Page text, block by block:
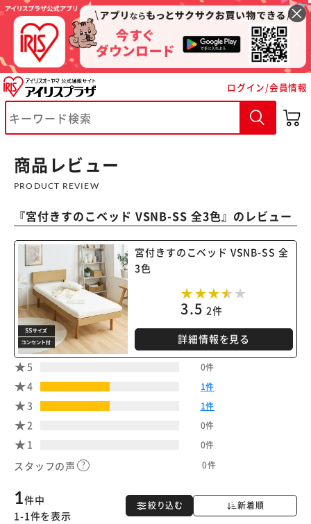
ログイン/会員情報
商品レビュー
PRODUCT REVIEW
『宮付きすのこベッド VSNB-SS 全3色』のレビュー
宮付きすのこベッド VSNB-SS 全
3色
3.5 2件
詳細情報を見る
5 0件
4 1件
3 1件
2 0件
1 0件
スタッフの声 0件
絞り込む 新着順
1件中
1-1件を表示
※ご確認ください
カートに入れる 購入手続きへ